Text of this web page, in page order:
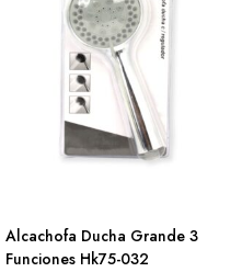
Alcachofa Ducha Grande 3
Funciones Hk75-032